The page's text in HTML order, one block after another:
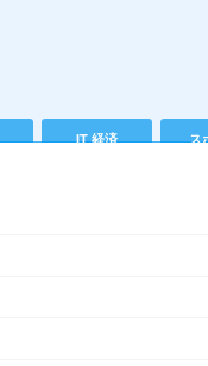
IT 経済 ス